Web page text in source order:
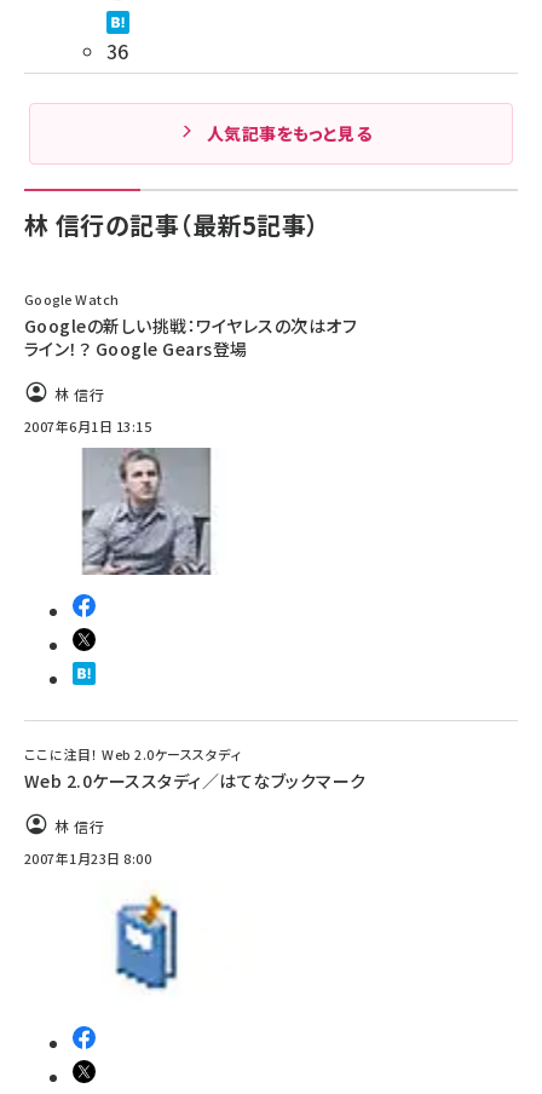
36
人気記事をもっと見る
林 信行の記事（最新5記事）
Google Watch
Googleの新しい挑戦：ワイヤレスの次はオフ
ライン！？ Google Gears登場
林 信行
2007年6月1日 13:15
ここに注目！ Web 2.0ケーススタディ
Web 2.0ケーススタディ／はてなブックマーク
林 信行
2007年1月23日 8:00